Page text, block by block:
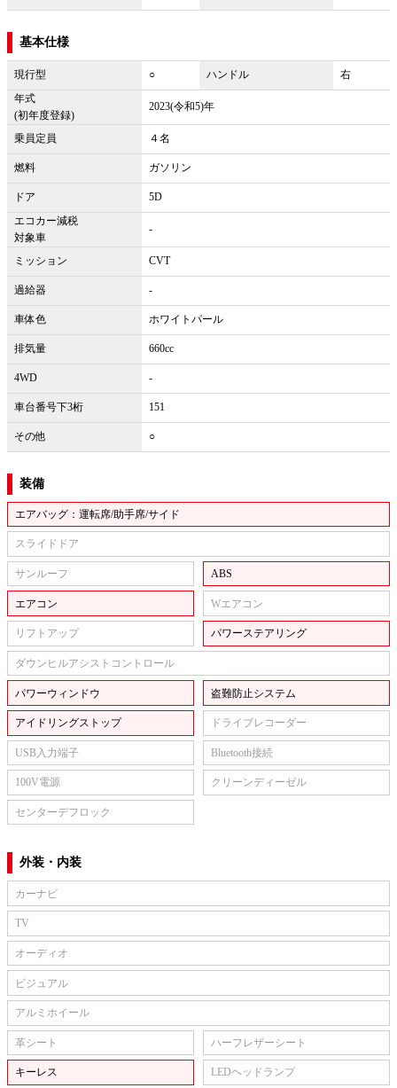
基本仕様
現行型 ○ ハンドル
右
年式
(初年度登録)
2023(令和5)年
乗員定員 ４名
燃料 ガソリン
ドア
5D
エコカー減税
対象車
-
ミッション CVT
過給器 -
車体色 ホワイトパール
排気量 660cc
4WD -
車台番号下3桁 151
その他 ○
装備
エアバッグ：運転席/助手席/サイド
スライドドア
サンルーフ ABS
エアコン Wエアコン
リフトアップ パワーステアリング
ダウンヒルアシストコントロール
パワーウィンドウ 盗難防止システム
アイドリングストップ ドライブレコーダー
USB入力端子 Bluetooth接続
100V電源 クリーンディーゼル
センターデフロック
外装・内装
カーナビ
TV
オーディオ
ビジュアル
アルミホイール
革シート ハーフレザーシート
キーレス LEDヘッドランプ